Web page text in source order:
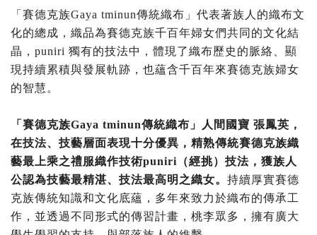
「賽德克族Gaya tminun傳統織布」代表著族人的織布文
化的總成，織品為賽德克族千百年婦女們共同的文化結
晶，puniri 獨有的技法中，體現了織布歷史的脈絡、顯
現持續累積與發展軌跡，也蘊含千百年來賽德克族婦女
的智慧。
「賽德克族Gaya tminun傳統織布」人間國寶 張鳳英，
在技法、技藝層面表現十分優異，精熟傳統賽德克族織
藝最上乘之禮服織作技術puniri（經挑）技法，獲族人
公認為技藝最精湛、技法最高明之織女。 持續厚實賽德
克族傳統知識和文化底蘊，多年來致力於織布的傳承工
作，並透過不同形式的傳習計畫，桃李眾多，擁有廣大